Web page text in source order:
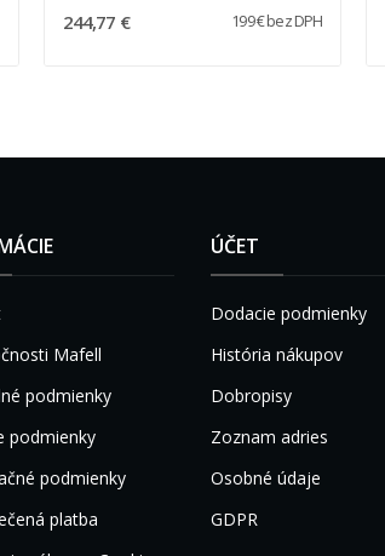
244,77 € 199 € bez DPH
Mafell
podmienky
podmienky
podmienky
platba
ÚČET
Dodacie podmienky
História nákupov
Dobropisy
Zoznam adries
Osobné údaje
GDPR